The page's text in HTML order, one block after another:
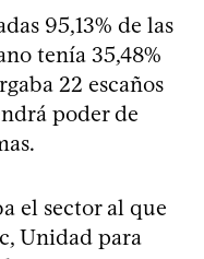
95,13% de las
tenía 35,48%
22 escaños
poder de
el sector al que
Unidad para